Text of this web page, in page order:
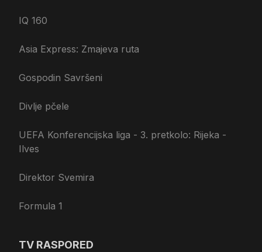
IQ 160
Asia Express: Zmajeva ruta
Gospodin Savršeni
Divlje pčele
UEFA Konferencijska liga - 3. pretkolo: Rijeka -
Ilves
Direktor Svemira
Formula 1
TV RASPORED